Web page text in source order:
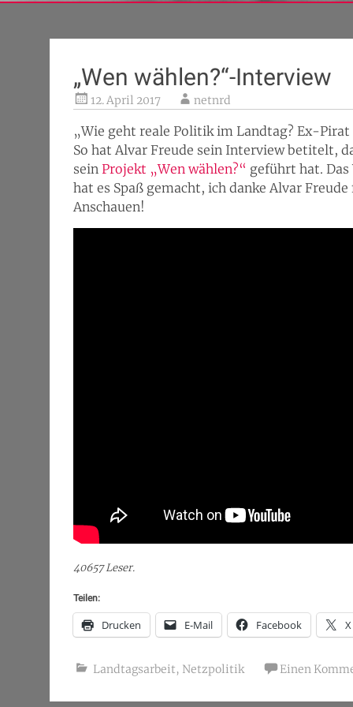
„Wen wählen?“-Interview
12. April 2017 netnrd
„Wie geht reale Politik im Landtag? Ex-
So hat Alvar Freude sein Interview betitelt,
sein Projekt „Wen wählen?“ geführt hat.
hat es Spaß gemacht, ich danke Alvar
Anschauen!
40657 Leser.
Teilen:
Drucken E-Mail Facebook X
Landtagsarbeit, Netzpolitik Einen